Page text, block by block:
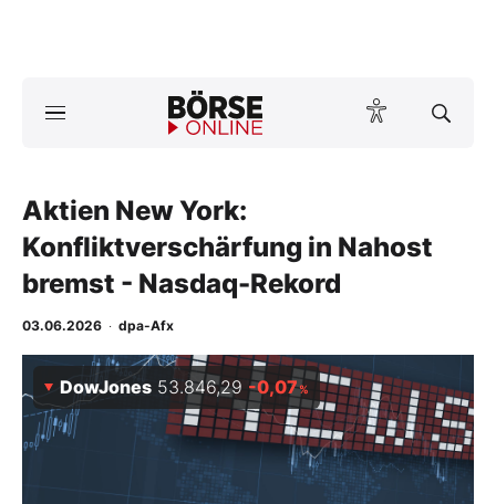
Anlageprodukte
Finanz-Check
Abo & Shop
BO-Musterdepots
Experten
Aktien New York:
Konfliktverschärfung in Nahost
bremst - Nasdaq-Rekord
03.06.2026 · dpa-Afx
DowJones 53.846,29 -0,07%